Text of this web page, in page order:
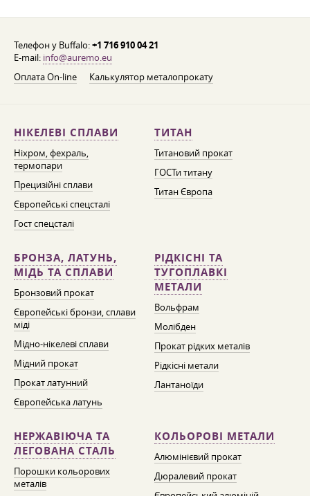
Телефон у Buffalo:+1 716 910 04 21
E-mail: info@auremo.eu
Оплата On-line
Калькулятор металопрокату
НІКЕЛЕВІ СПЛАВИ
Ніхром, фехраль,
термопари
Прецизійні сплави
Європейські спецсталі
Гост спецсталі
ТИТАН
Титановий прокат
ГОСТи титану
Титан Європа
БРОНЗА, ЛАТУНЬ,
МІДЬ ТА СПЛАВИ
Бронзовий прокат
Європейські бронзи, сплави
міді
Мідно-нікелеві сплави
Мідний прокат
Прокат латунний
Європейська латунь
РІДКІСНІ ТА
ТУГОПЛАВКІ
МЕТАЛИ
Вольфрам
Молібден
Прокат рідких металів
Рідкісні метали
Лантаноїди
НЕРЖАВІЮЧА ТА
ЛЕГОВАНА СТАЛЬ
Порошки кольорових
металів
КОЛЬОРОВІ МЕТАЛИ
Алюмінієвий прокат
Дюралевий прокат